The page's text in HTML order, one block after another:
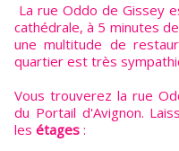
La rue Oddo de Gissey
cathédrale, à 5 minutes
une multitude de
quartier est très
Vous trouverez la rue
du Portail d'Avignon.
les étages :